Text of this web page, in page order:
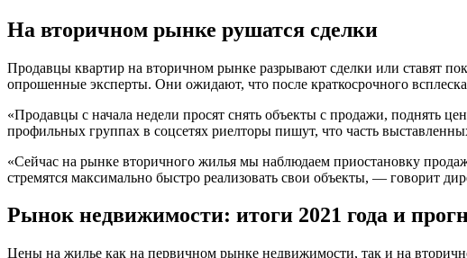
На вторичном рынке рушатся сделки
Продавцы квартир на вторичном рынке разрывают сделки или ставят
опрошенные эксперты. Они ожидают, что после краткосрочного
«Продавцы с начала недели просят снять объекты с продажи, поднять
профильных группах в соцсетях риелторы пишут, что часть
«Сейчас на рынке вторичного жилья мы наблюдаем приостановку
стремятся максимально быстро реализовать свои объекты, — говорит
Рынок недвижимости: итоги 2021 года и
Цены на жилье как на первичном рынке недвижимости, так и на